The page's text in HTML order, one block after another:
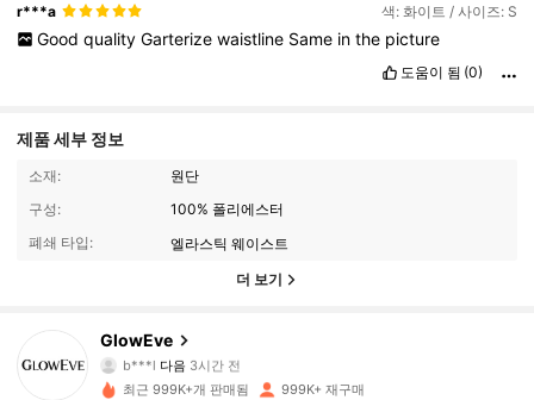
r***a 색: 화이트 / 사이즈: S
Good quality Garterize waistline Same in the picture
도움이 됨 (0)
제품 세부 정보
소재:
원단
구성:
100% 폴리에스터
폐쇄 타입:
엘라스틱 웨이스트
더 보기
GlowEve
b***l 다음 3시간 전
n***9가 탐색 중입니다
최근 999K+개 판매됨 999K+ 재구매